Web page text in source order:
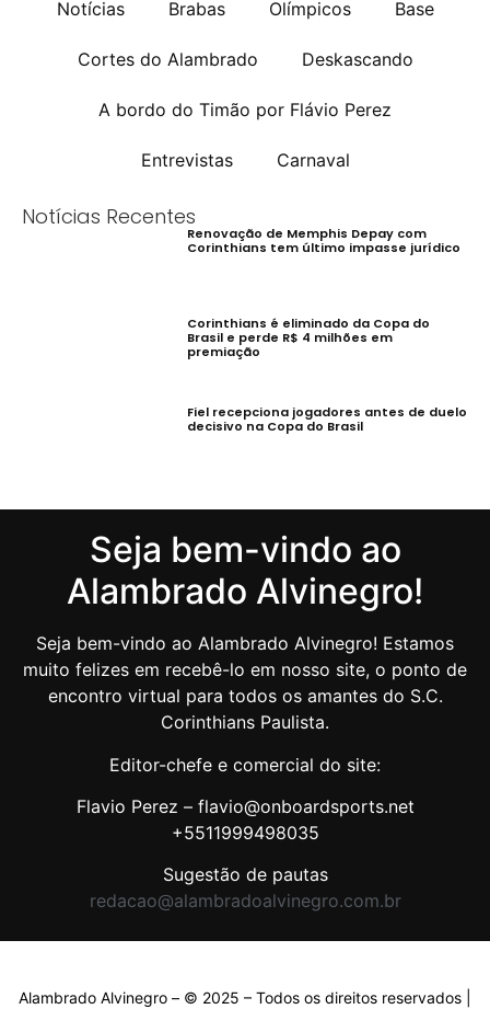
Notícias Brabas Olímpicos Base
Cortes do Alambrado Deskascando
A bordo do Timão por Flávio Perez
Entrevistas Carnaval
Notícias Recentes
Renovação de Memphis Depay com
Corinthians tem último impasse jurídico
Corinthians é eliminado da Copa do
Brasil e perde R$ 4 milhões em
premiação
Fiel recepciona jogadores antes de duelo
decisivo na Copa do Brasil
Seja bem-vindo ao
Alambrado Alvinegro!
Seja bem-vindo ao Alambrado Alvinegro! Estamos
muito felizes em recebê-lo em nosso site, o ponto de
encontro virtual para todos os amantes do S.C.
Corinthians Paulista.
Editor-chefe e comercial do site:
Flavio Perez – flavio@onboardsports.net
+5511999498035
Sugestão de pautas
redacao@alambradoalvinegro.com.br
Alambrado Alvinegro – © 2025 – Todos os direitos reservados |